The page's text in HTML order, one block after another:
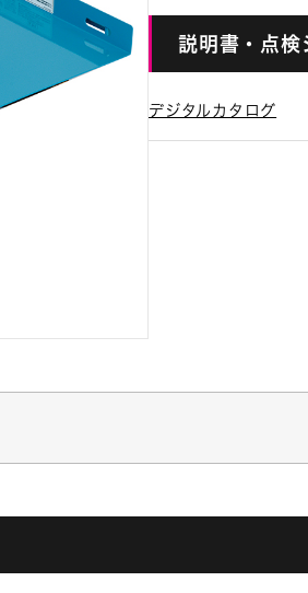
説明書・点検
デジタルカタログ